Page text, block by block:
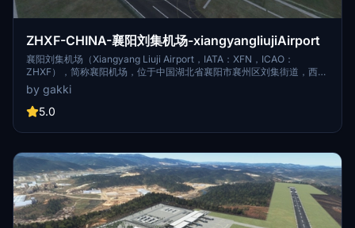
ZHXF-CHINA-襄阳刘集机场-xiangyangliujiAirport
襄阳刘集机场（Xiangyang Liuji Airport，IATA：XFN，ICAO：
ZHXF），简称襄阳机场，位于中国湖北省襄阳市襄州区刘集街道，西距
襄阳市中心18千米，为4D级民用支线机场、临时航空口岸机场 [1] 。
1987年7月1日，襄阳刘集机场开工建设；1989年12月14日，襄阳刘集机
场通航；2017年10月29日，襄阳刘集机场T2航站楼投入使用 [2] ；2019
场官网显示，襄阳刘集机场T2航站楼面积2万平方米；有1条跑道，长
可满足年旅客吞吐量220万人、年货邮吞吐量1.5万吨、年飞机起降2万架
次的使用需求 [1] 。 2021年，襄阳刘集机场完成旅客吞吐量174.2022万
人次，同比增长43.4%，全国排名第68位；货邮吞吐量3059.4吨，同比
增长7.4%，全国排名第85位；飞机起降7.1531万架次，同比减少3.1%，
全国排名第45位 [26] 。
by gakki
5.0